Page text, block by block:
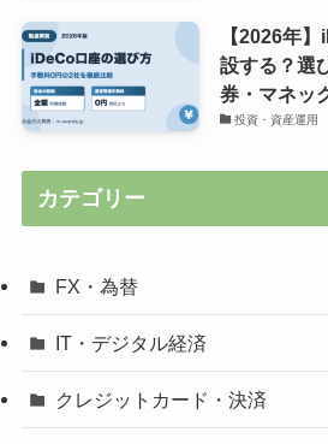
【2026年
設する？選
券・マネッ
投資・資産運用
カテゴリー
FX・為替
IT・デジタル経済
クレジットカード・決済